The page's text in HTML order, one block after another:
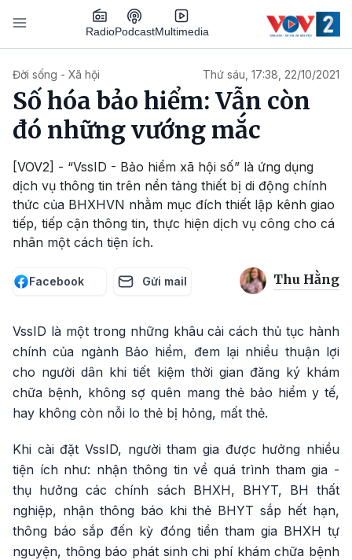
Nhảy đến nội dung
RadioPodcastMultimedia
Đời sống - Xã hội Thứ sáu, 17:38, 22/10/2021
Số hóa bảo hiểm: Vẫn còn
đó những vướng mắc
[VOV2] - “VssID - Bảo hiểm xã hội số” là ứng dụng
dịch vụ thông tin trên nền tảng thiết bị di động chính
thức của BHXHVN nhằm mục đích thiết lập kênh giao
tiếp, tiếp cận thông tin, thực hiện dịch vụ công cho cá
nhân một cách tiện ích.
Facebook Gửi mail Thu Hằng
VssID là một trong những khâu cải cách thủ tục hành
chính của ngành Bảo hiểm, đem lại nhiều thuận lợi
cho người dân khi tiết kiệm thời gian đăng ký khám
chữa bệnh, không sợ quên mang thẻ bảo hiểm y tế,
hay không còn nỗi lo thẻ bị hỏng, mất thẻ.
Khi cài đặt VssID, người tham gia được hưởng nhiều
tiện ích như: nhận thông tin về quá trình tham gia -
thụ hưởng các chính sách BHXH, BHYT, BH thất
nghiệp, nhận thông báo khi thẻ BHYT sắp hết hạn,
thông báo sắp đến kỳ đóng tiền tham gia BHXH tự
nguyện, thông báo phát sinh chi phí khám chữa bệnh